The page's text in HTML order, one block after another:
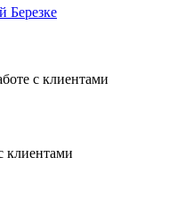
Березке
с клиентами
клиентами